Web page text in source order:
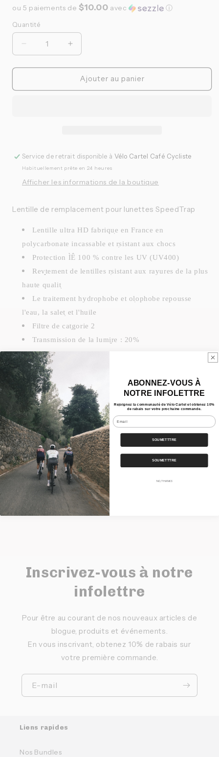
ou 5 paiements de $10.00 avec ⓘ
Quantité
Quantité
Réduire
la
quantité
100%
HiPERå¨
Red
Multilayer
Augmenter
la
quantité
100%
HiPERå¨
Red
Multilayer
Ajouter au panier
Service de retrait disponible à Vélo Cartel Café Cycliste
Habituellement prête en 24 heures
Afficher les informations de la boutique
Lentille de remplacement pour lunettes SpeedTrap
Lentille ultra HD fabriqu̩e en France en
polycarbonate incassable et r̩sistant aux chocs
Protection ÌÊ 100 % contre les UV (UV400)
Rev̻tement de lentilles r̩sistant aux rayures de la plus
haute qualit̩
Le traitement hydrophobe et ol̩ophobe repousse
l'eau, la salet̩ et l'huile
Filtre de cat̩gorie 2
Transmission de la lumi̬re : 20%
åÊ
Caractéristiques
Nos Bundles
Expédition
Partager
Inscrivez-vous à notre
infolettre
Pour être au courant de nos nouveaux articles de
blogue, produits et événements.
En vous inscrivant, obtenez 10% de rabais sur
votre première commande.
E-mail
Liens rapides
Nos Bundles
ABONNEZ-VOUS À
NOTRE INFOLETTRE
Rejoignez la communauté de Vélo Cartel et obtenez 10%
de rabais sur votre prochaine commande.
Email
SOUMETTTRE
SOUMETTTRE
NO, THANKS